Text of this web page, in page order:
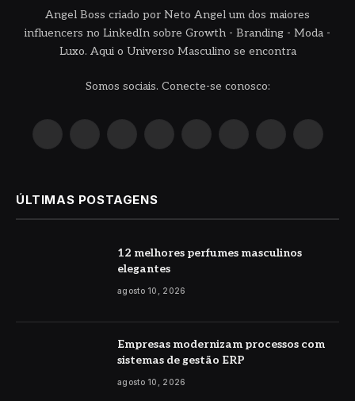
Angel Boss criado por Neto Angel um dos maiores
influencers no LinkedIn sobre Growth - Branding - Moda -
Luxo. Aqui o Universo Masculino se encontra
Somos sociais. Conecte-se conosco:
InstagramPinterestYouTube LinkedIn WhatsAppReddit TikTok
ÚLTIMAS POSTAGENS
12 melhores perfumes masculinos
elegantes
agosto 10, 2026
Empresas modernizam processos com
sistemas de gestão ERP
agosto 10, 2026